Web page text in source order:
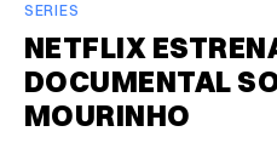
SERIES
NETFLIX
DOCUMENTAL
MOURINHO